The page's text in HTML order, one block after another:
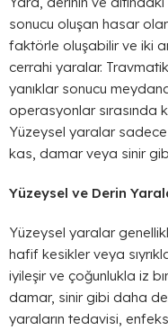
sonucu oluşan hasar
faktörle oluşabilir ve iki
cerrahi yaralar.
yanıklar sonucu
operasyonlar sırasında
Yüzeysel yaralar
kas, damar veya sinir
Yüzeysel ve Derin
Yüzeysel yaralar
hafif kesikler veya
iyileşir ve çoğunlukla iz
damar, sinir gibi daha
yaraların tedavisi,